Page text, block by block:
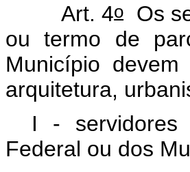
Art. 4oOs
ou termo de
Município
arquitetura,
I - servidores
Federal ou dos